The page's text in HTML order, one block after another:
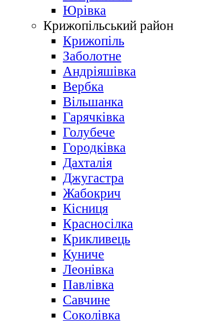
Юрівка
Крижопільський район
Крижопіль
Заболотне
Андріяшівка
Вербка
Вільшанка
Гарячківка
Голубече
Городківка
Дахталія
Джугастра
Жабокрич
Кісниця
Красносілка
Крикливець
Куниче
Леонівка
Павлівка
Савчине
Соколівка